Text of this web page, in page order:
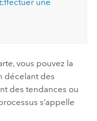
Effectuer une
vous pouvez la
décelant des
des tendances ou
s’appelle